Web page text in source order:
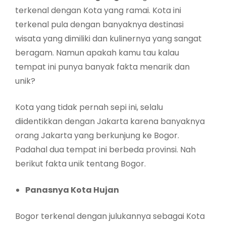
terkenal dengan Kota yang ramai. Kota ini
terkenal pula dengan banyaknya destinasi
wisata yang dimiliki dan kulinernya yang sangat
beragam. Namun apakah kamu tau kalau
tempat ini punya banyak fakta menarik dan
unik?
Kota yang tidak pernah sepi ini, selalu
diidentikkan dengan Jakarta karena banyaknya
orang Jakarta yang berkunjung ke Bogor.
Padahal dua tempat ini berbeda provinsi. Nah
berikut fakta unik tentang Bogor.
Panasnya Kota Hujan
Bogor terkenal dengan julukannya sebagai Kota